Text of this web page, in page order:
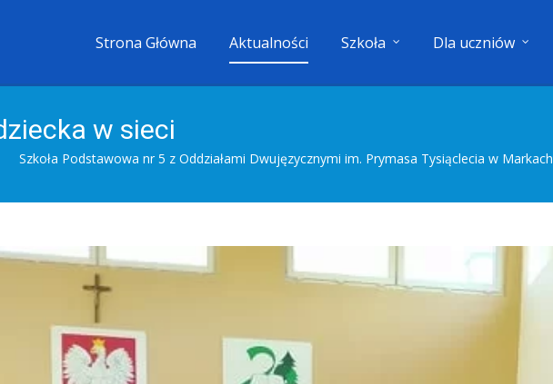
Strona Główna Aktualności Szkoła Dla uczniów
w sieci
Szkoła Podstawowa nr 5 z Oddziałami Dwujęzycznymi im. Prymasa Tysiąclecia w Markach